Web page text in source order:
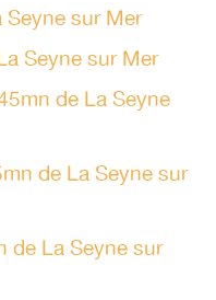
sur Mer
Seyne sur Mer
de La Seyne
de La Seyne sur
de La Seyne sur